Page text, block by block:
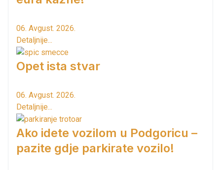
06. Avgust. 2026.
Detaljnije...
Opet ista stvar
06. Avgust. 2026.
Detaljnije...
Ako idete vozilom u Podgoricu –
pazite gdje parkirate vozilo!